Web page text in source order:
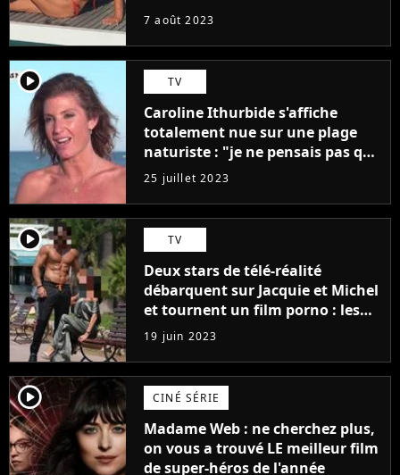
7 août 2023
player2 TV
Caroline Ithurbide s'affiche
totalement nue sur une plage
naturiste : "je ne pensais pas que
j'arriverais à le faire..."
25 juillet 2023
player2 TV
Deux stars de télé-réalité
débarquent sur Jacquie et Michel
et tournent un film porno : les
premières images du tournage
(exclu)
19 juin 2023
player2 CINÉ SÉRIE
Madame Web : ne cherchez plus,
on vous a trouvé LE meilleur film
de super-héros de l'année